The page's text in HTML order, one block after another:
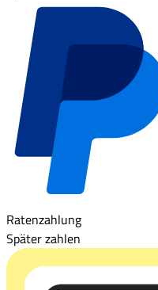
Ratenzahlung
Später zahlen